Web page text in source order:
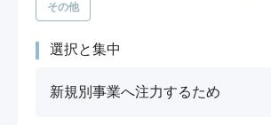
その他
選択と集中
新規別事業へ注力するため